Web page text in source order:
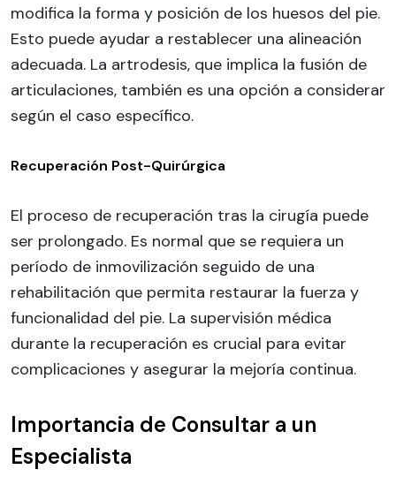
modifica la forma y posición de los huesos del pie.
Esto puede ayudar a restablecer una alineación
adecuada. La artrodesis, que implica la fusión de
articulaciones, también es una opción a considerar
según el caso específico.
Recuperación Post-Quirúrgica
El proceso de recuperación tras la cirugía puede
ser prolongado. Es normal que se requiera un
período de inmovilización seguido de una
rehabilitación que permita restaurar la fuerza y
funcionalidad del pie. La supervisión médica
durante la recuperación es crucial para evitar
complicaciones y asegurar la mejoría continua.
Importancia de Consultar a un
Especialista